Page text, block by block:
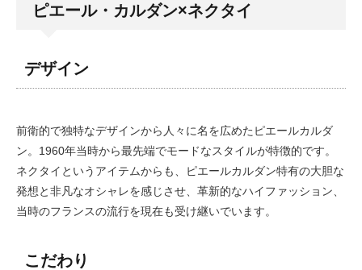
ピエール・カルダン×ネクタイ
デザイン
前衛的で独特なデザインから人々に名を広めたピエールカルダ
ン。1960年当時から最先端でモードなスタイルが特徴的です。
ネクタイというアイテムからも、ピエールカルダン特有の大胆な
発想と非凡なオシャレを感じさせ、革新的なハイファッション、
当時のフランスの流行を現在も受け継いでいます。
こだわり